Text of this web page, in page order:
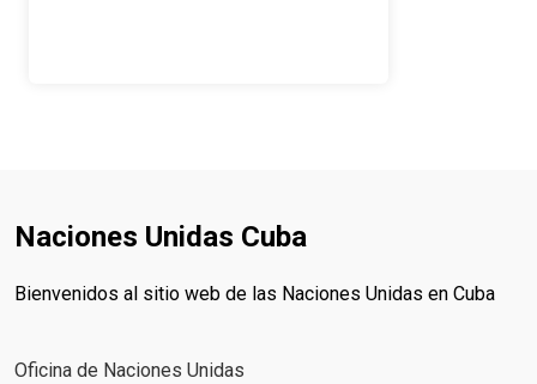
Naciones Unidas Cuba
Bienvenidos al sitio web de las Naciones Unidas en Cuba
Oficina de Naciones Unidas